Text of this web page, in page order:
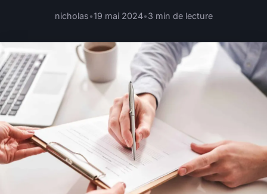
nicholas•19 mai 2024•3 min de lecture